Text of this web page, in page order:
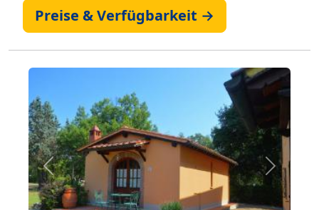
Preise & Verfügbarkeit →
Zurück Weiter